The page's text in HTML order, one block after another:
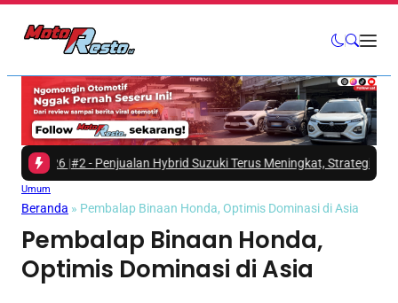
| #2 - Penjualan Hybrid Suzuki Terus Meningkat, Strategi
Umum
Beranda » Pembalap Binaan Honda, Optimis Dominasi di Asia
Pembalap Binaan Honda,
Optimis Dominasi di Asia